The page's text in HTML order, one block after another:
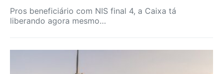
Pros beneficiário com NIS final 4, a Caixa tá
liberando agora mesmo…